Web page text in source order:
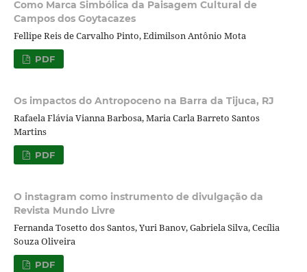
Como Marca Simbólica da Paisagem Cultural de
Campos dos Goytacazes
Fellipe Reis de Carvalho Pinto, Edimilson Antônio Mota
PDF
Os impactos do Antropoceno na Barra da Tijuca, RJ
Rafaela Flávia Vianna Barbosa, Maria Carla Barreto Santos
Martins
PDF
O instagram como instrumento de divulgação da
Revista Mundo Livre
Fernanda Tosetto dos Santos, Yuri Banov, Gabriela Silva, Cecília
Souza Oliveira
PDF